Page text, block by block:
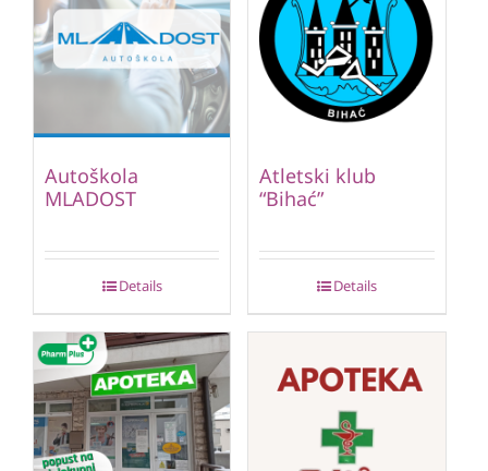
Autoškola
MLADOST
Details
Atletski klub
“Bihać”
Details